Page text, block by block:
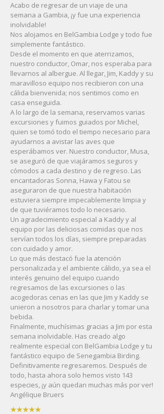
Acabo de regresar de un viaje de una
semana a Gambia, ¡y fue una experiencia
inolvidable!
Nos alojamos en BelGambia Lodge y todo fue
simplemente fantástico.
Desde el momento en que aterrizamos,
nuestro conductor, Omar, nos esperaba para
llevarnos al albergue. Al llegar, Jim, Kaddy y su
maravilloso equipo nos recibieron con una
cálida bienvenida; nos sentimos como en
casa enseguida.
A lo largo de la semana, reservamos varias
excursiones y fuimos guiados por Michel,
quien se tomó todo el tiempo necesario para
ayudarnos a avistar las aves que
esperábamos ver. Nuestro conductor, Musa,
se aseguró de que viajáramos seguros y
cómodos a cada destino y de regreso. Las
encantadoras Sonna, Hawa y Fatou se
aseguraron de que nuestra habitación
estuviera siempre impecablemente limpia y
de que tuviéramos todo lo necesario.
Un agradecimiento especial a Kaddy y al
equipo por las deliciosas comidas que nos
servían todos los días, siempre preparadas
con cuidado y amor.
Lo que más destacó fue la atención
personalizada y el ambiente cálido, ya sea el
interés genuino del equipo cuando
regresamos de las excursiones o las
acogedoras cenas en las que Jim y Kaddy se
unieron a nosotros para charlar y tomar una
bebida.
Finalmente, muchísimas gracias a Jim por esta
semana inolvidable. Has creado algo
realmente especial con BelGambia Lodge y tu
fantástico equipo de Senegambia Birding.
Definitivamente regresaremos. Después de
todo, hasta ahora solo hemos visto 143
especies, ¡y aún quedan muchas más por ver!
Angélique Bruers
★★★★★